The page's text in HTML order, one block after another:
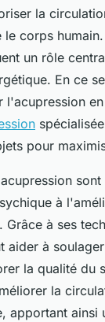
la
corps
un rôle
En ce
l'acupression
pour
à
Grâce à ses
aider à
la qualité du
la
apportant ainsi